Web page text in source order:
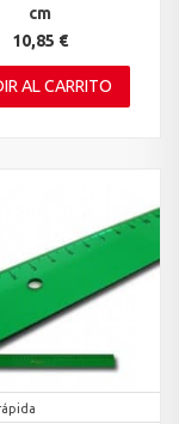
cm
10,85 €
AL CARRITO